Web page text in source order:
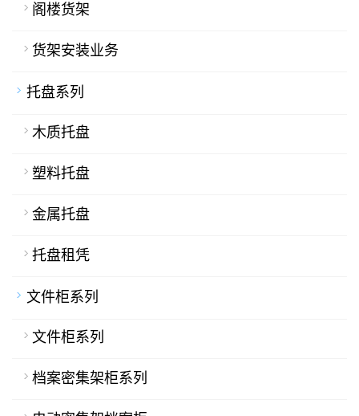
阁楼货架
货架安装业务
托盘系列
木质托盘
塑料托盘
金属托盘
托盘租凭
文件柜系列
文件柜系列
档案密集架柜系列